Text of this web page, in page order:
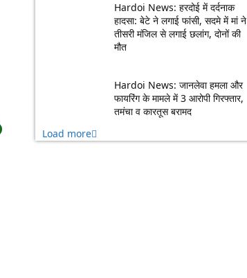
Hardoi News: हरदोई में दर्दनाक
हादसा: बेटे ने लगाई फांसी, सदमे में मां ने
तीसरी मंजिल से लगाई छलांग, दोनों की
मौत
Hardoi News: जानलेवा हमला और
फायरिंग के मामले में 3 आरोपी गिरफ्तार,
तमंचा व कारतूस बरामद
Load more